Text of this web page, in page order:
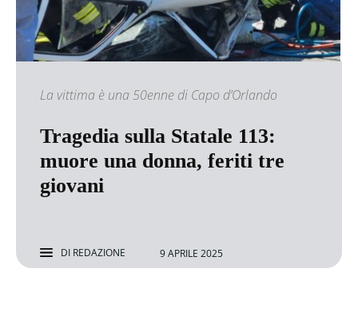
La vittima è una 50enne di Capo d’Orlando
Tragedia sulla Statale 113:
muore una donna, feriti tre
giovani
DI REDAZIONE 9 APRILE 2025